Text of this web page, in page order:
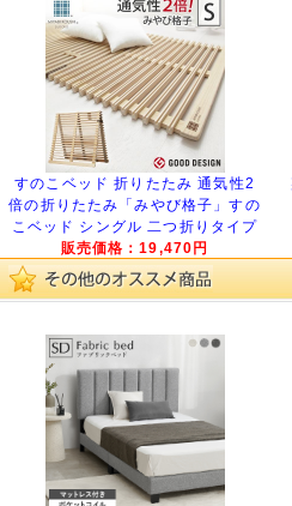
すのこベッド 折りたたみ 通気性2
倍の折りたたみ「みやび格子」すの
こベッド シングル 二つ折りタイプ
販売価格：19,470円